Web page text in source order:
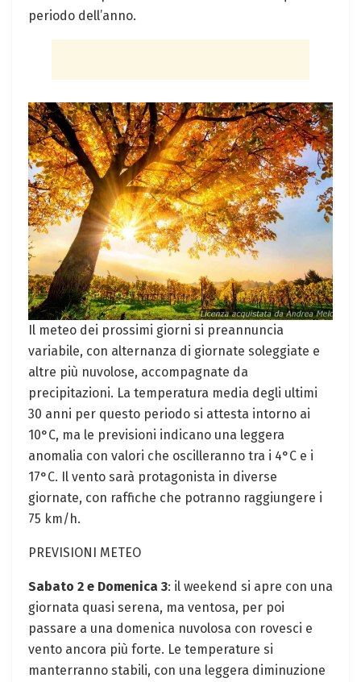
periodo dell’anno.
Il meteo dei prossimi giorni si preannuncia
variabile, con alternanza di giornate soleggiate e
altre più nuvolose, accompagnate da
precipitazioni. La temperatura media degli ultimi
30 anni per questo periodo si attesta intorno ai
10°C, ma le previsioni indicano una leggera
anomalia con valori che oscilleranno tra i 4°C e i
17°C. Il vento sarà protagonista in diverse
giornate, con raffiche che potranno raggiungere i
75 km/h.
PREVISIONI METEO
Sabato 2 e Domenica 3: il weekend si apre con una
giornata quasi serena, ma ventosa, per poi
passare a una domenica nuvolosa con rovesci e
vento ancora più forte. Le temperature si
manterranno stabili, con una leggera diminuzione